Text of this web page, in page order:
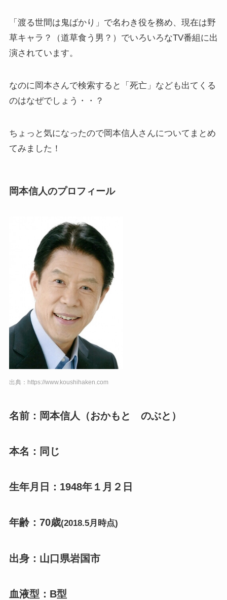
「渡る世間は鬼ばかり」で名わき役を務め、現在は野
草キャラ？（道草食う男？）でいろいろなTV番組に出
演されています。
なのに岡本さんで検索すると「死亡」なども出てくる
のはなぜでしょう・・？
ちょっと気になったので岡本信人さんについてまとめ
てみました！
岡本信人のプロフィール
出典：https://www.koushihaken.com
名前：岡本信人（おかもと のぶと）
本名：同じ
生年月日：1948年１月２日
年齢：70歳(2018.5月時点)
出身：山口県岩国市
血液型：B型